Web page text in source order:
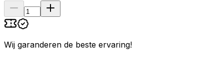
Wij garanderen de beste ervaring!